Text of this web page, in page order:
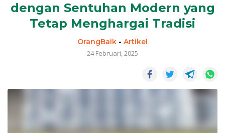
dengan Sentuhan Modern yang
Tetap Menghargai Tradisi
OrangBaik - Artikel
24 Februari, 2025